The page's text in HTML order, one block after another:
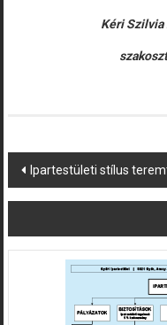
Kéri Szilvia
szakosztály
Post
navigation
Ipartestületi stílus